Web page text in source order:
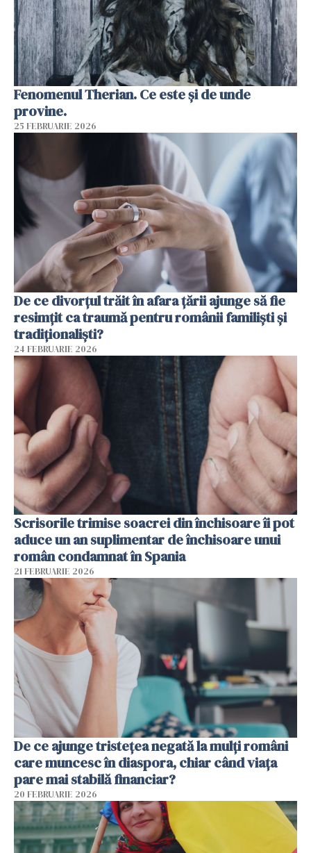
Fenomenul Therian. Ce este și de unde
provine.
25 FEBRUARIE 2026
De ce divorțul trăit în afara țării ajunge să fie
resimțit ca traumă pentru românii familiști și
tradiționaliști?
24 FEBRUARIE 2026
Scrisorile trimise soacrei din închisoare îi pot
aduce un an suplimentar de închisoare unui
român condamnat în Spania
21 FEBRUARIE 2026
De ce ajunge tristețea negată la mulți români
care muncesc în diaspora, chiar când viața
pare mai stabilă financiar?
20 FEBRUARIE 2026